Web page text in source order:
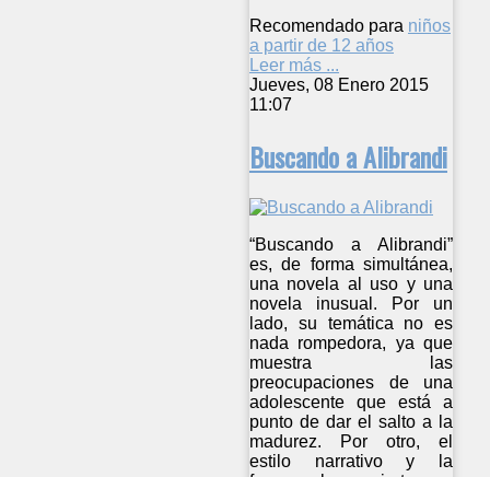
Recomendado para niños
a partir de 12 años
Leer más ...
Jueves, 08 Enero 2015
11:07
Buscando a Alibrandi
“Buscando a Alibrandi”
es, de forma simultánea,
una novela al uso y una
novela inusual. Por un
lado, su temática no es
nada rompedora, ya que
muestra las
preocupaciones de una
adolescente que está a
punto de dar el salto a la
madurez. Por otro, el
estilo narrativo y la